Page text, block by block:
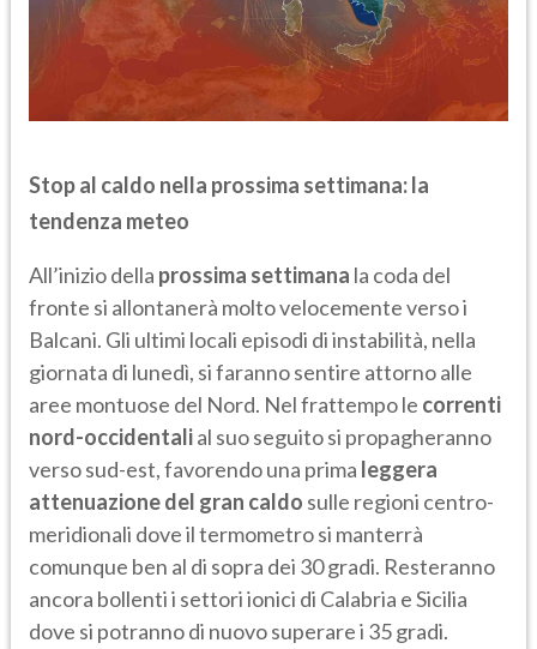
Stop al caldo nella prossima settimana: la
tendenza meteo
All’inizio della prossima settimana la coda del
fronte si allontanerà molto velocemente verso i
Balcani. Gli ultimi locali episodi di instabilità, nella
giornata di lunedì, si faranno sentire attorno alle
aree montuose del Nord. Nel frattempo le correnti
nord-occidentalial suo seguito si propagheranno
verso sud-est, favorendo una prima leggera
attenuazione del gran caldo sulle regioni centro-
meridionali dove il termometro si manterrà
comunque ben al di sopra dei 30 gradi. Resteranno
ancora bollenti i settori ionici di Calabria e Sicilia
dove si potranno di nuovo superare i 35 gradi.